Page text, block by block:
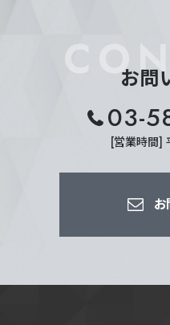
お問
03-
[営業時間]